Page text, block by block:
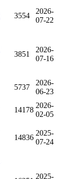
3554
2026-
07-22
3851
2026-
07-16
5737
2026-
06-23
14178
2026-
02-05
14836
2025-
07-24
2025-